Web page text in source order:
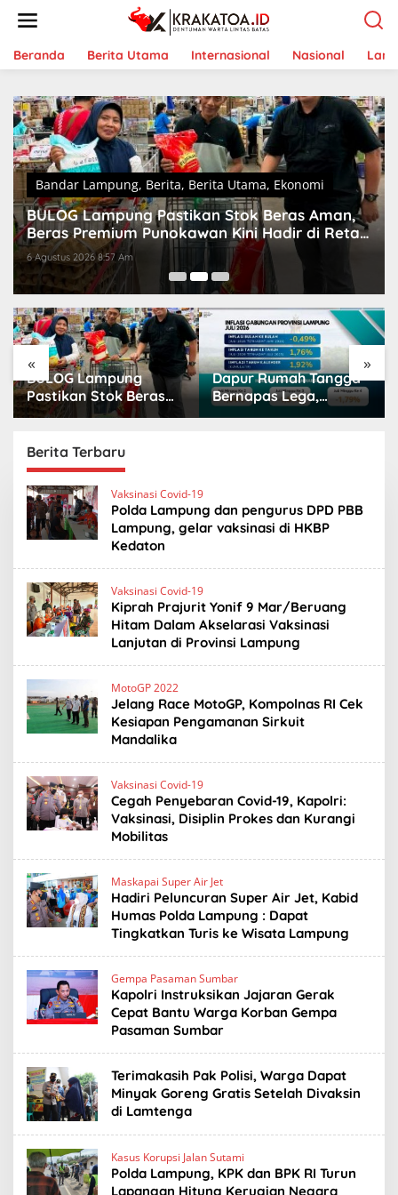
t
Beranda Berita Utama Internasional Nasional
Bandar Lampung, Berita, Berita Utama, Ekonomi
BULOG Lampung Pastikan Stok Beras Aman,
Beras Premium Punokawan Kini Hadir di Retail
Modern
6 Agustus 2026 8:57 Am
« »
BULOG Lampung
Pastikan Stok Beras
Aman, Beras Premium
di Retail Modern
Dapur Rumah Tangga
Bernapas Lega,
Lampung Jadi Provinsi
Berita Terbaru
K
r
a
k
a
.
i
d
Vaksinasi Covid-19
Polda Lampung dan pengurus DPD PBB
Lampung, gelar vaksinasi di HKBP
Kedaton
Vaksinasi Covid-19
Kiprah Prajurit Yonif 9 Mar/Beruang
Hitam Dalam Akselarasi Vaksinasi
Lanjutan di Provinsi Lampung
MotoGP 2022
Jelang Race MotoGP, Kompolnas RI Cek
Kesiapan Pengamanan Sirkuit
Mandalika
Vaksinasi Covid-19
Cegah Penyebaran Covid-19, Kapolri:
Vaksinasi, Disiplin Prokes dan Kurangi
Mobilitas
Maskapai Super Air Jet
Hadiri Peluncuran Super Air Jet, Kabid
Humas Polda Lampung : Dapat
Tingkatkan Turis ke Wisata Lampung
Gempa Pasaman Sumbar
Kapolri Instruksikan Jajaran Gerak
Cepat Bantu Warga Korban Gempa
Pasaman Sumbar
Terimakasih Pak Polisi, Warga Dapat
Minyak Goreng Gratis Setelah Divaksin
di Lamtenga
Kasus Korupsi Jalan Sutami
Polda Lampung, KPK dan BPK RI Turun
Lapangan Hitung Kerugian Negara